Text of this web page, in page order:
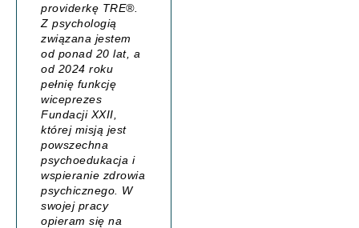
providerkę TRE®.
Z psychologią
związana jestem
od ponad 20 lat, a
od 2024 roku
pełnię funkcję
wiceprezes
Fundacji XXII,
której misją jest
powszechna
psychoedukacja i
wspieranie zdrowia
psychicznego. W
swojej pracy
opieram się na